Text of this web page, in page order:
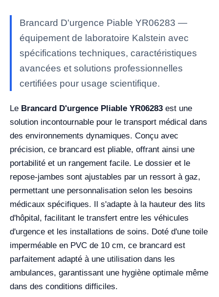
Brancard D'urgence Piable YR06283 —
équipement de laboratoire Kalstein avec
spécifications techniques, caractéristiques
avancées et solutions professionnelles
certifiées pour usage scientifique.
Le Brancard D'urgence Pliable YR06283 est une
solution incontournable pour le transport médical dans
des environnements dynamiques. Conçu avec
précision, ce brancard est pliable, offrant ainsi une
portabilité et un rangement facile. Le dossier et le
repose-jambes sont ajustables par un ressort à gaz,
permettant une personnalisation selon les besoins
médicaux spécifiques. Il s'adapte à la hauteur des lits
d'hôpital, facilitant le transfert entre les véhicules
d'urgence et les installations de soins. Doté d'une toile
imperméable en PVC de 10 cm, ce brancard est
parfaitement adapté à une utilisation dans les
ambulances, garantissant une hygiène optimale même
dans des conditions difficiles.